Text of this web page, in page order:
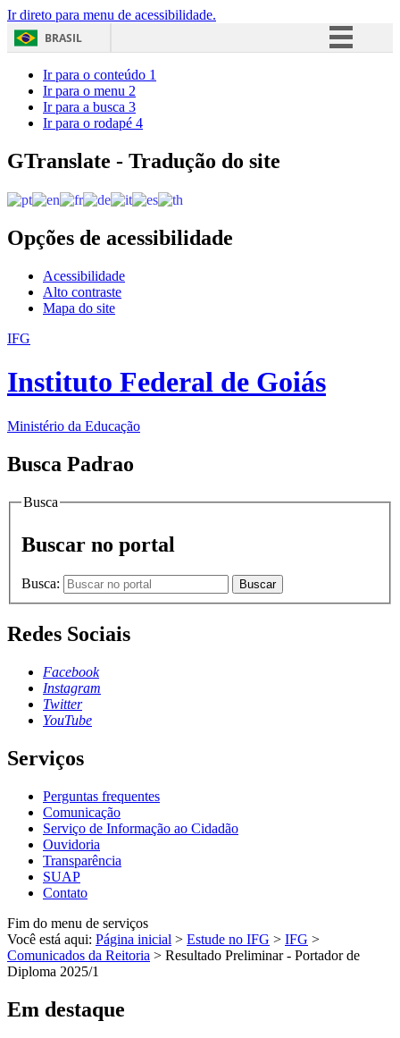
Ir direto para menu de acessibilidade.
BRASIL
Acesso à informação
Ir para o conteúdo 1
Ir para o menu 2
Ir para a busca 3
Ir para o rodapé 4
GTranslate - Tradução do site
Opções de acessibilidade
Acessibilidade
Alto contraste
Mapa do site
IFG
Instituto Federal de Goiás
Ministério da Educação
Busca Padrao
Busca
Buscar no portal
Busca: Buscar
Redes Sociais
Facebook
Instagram
Twitter
YouTube
Serviços
Perguntas frequentes
Comunicação
Serviço de Informação ao Cidadão
Ouvidoria
Transparência
SUAP
Contato
Fim do menu de serviços
Você está aqui: Página inicial > Estude no IFG > IFG >
Comunicados da Reitoria > Resultado Preliminar - Portador de
Diploma 2025/1
Em destaque